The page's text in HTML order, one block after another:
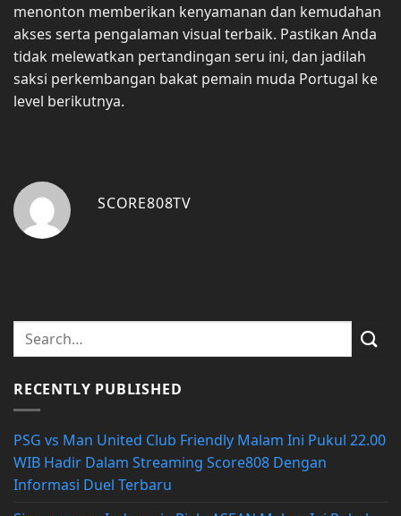
menonton memberikan kenyamanan dan kemudahan
akses serta pengalaman visual terbaik. Pastikan Anda
tidak melewatkan pertandingan seru ini, dan jadilah
saksi perkembangan bakat pemain muda Portugal ke
level berikutnya.
SCORE808TV
RECENTLY PUBLISHED
PSG vs Man United Club Friendly Malam Ini Pukul 22.00
WIB Hadir Dalam Streaming Score808 Dengan
Informasi Duel Terbaru